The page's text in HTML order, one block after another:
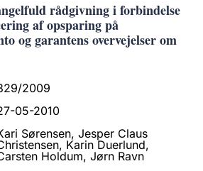
rådgivning i forbindelse
af opsparing på
og garantens overvejelser om
2009
05-2010
Sørensen, Jesper Claus
Karin Duerlund,
Holdum, Jørn Ravn